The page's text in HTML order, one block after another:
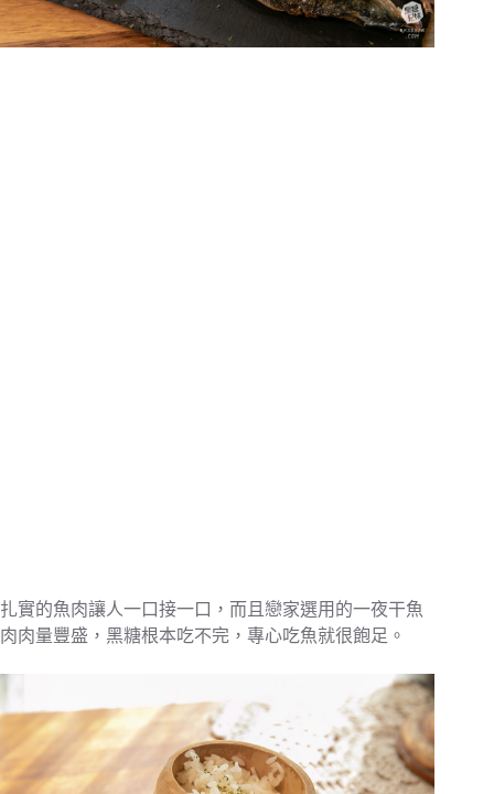
扎實的魚肉讓人一口接一口，而且戀家選用的一夜干魚
肉肉量豐盛，黑糖根本吃不完，專心吃魚就很飽足。